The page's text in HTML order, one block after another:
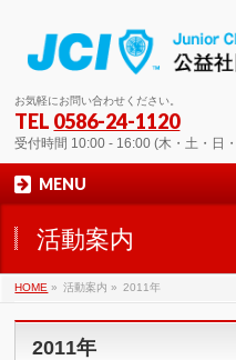
お気軽にお問い合わせください。
TEL 0586-24-1120
受付時間 10:00 - 16:00 (木・土・日
MENU
活動案内
HOME » 活動案内 » 2011年
2011年